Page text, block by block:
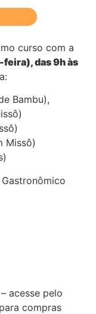
curso com a
das 9h às
Bambu),
Missô)
acesse pelo
compras